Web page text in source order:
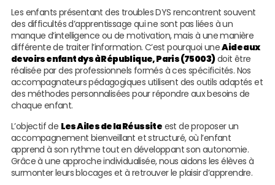
Les enfants présentant des troubles DYS rencontrent souvent
des difficultés d’apprentissage qui ne sont pas liées à un
manque d’intelligence ou de motivation, mais à une manière
différente de traiter l’information. C’est pourquoi uneAide aux
devoirs enfant dys à République, Paris (75003)doit être
réalisée par des professionnels formés à ces spécificités. Nos
accompagnateurs pédagogiques utilisent des outils adaptés et
des méthodes personnalisées pour répondre aux besoins de
chaque enfant.
L’objectif de Les Ailes de la Réussite est de proposer un
accompagnement bienveillant et structuré, où l’enfant
apprend à son rythme tout en développant son autonomie.
Grâce à une approche individualisée, nous aidons les élèves à
surmonter leurs blocages et à retrouver le plaisir d’apprendre.